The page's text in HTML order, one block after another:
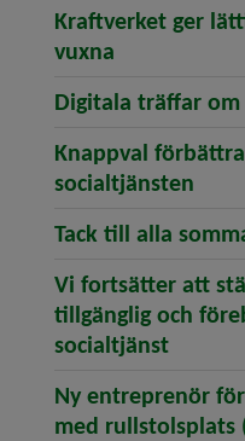
Kraftverket ger
vuxna (öppnar
Digitala träffar
Knappval
socialtjänsten
Tack till alla
Vi fortsätter att
tillgänglig och
socialtjänst
Ny entreprenör
med rullstolsplats